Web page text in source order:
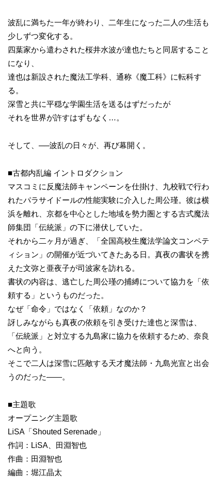
波乱に満ちた一年が終わり、二年生になった二人の生活も
少しずつ変化する。
四葉家から遣わされた桜井水波が達也たちと同居すること
になり、
達也は新設された魔法工学科、通称《魔工科》に転科す
る。
深雪と共に平穏な学園生活を送るはずだったが
それを世界が許すはずもなく…。
そして、──波乱の日々が、再び幕開く。
■古都内乱編 イントロダクション
マスコミに反魔法師キャンペーンを仕掛け、九校戦で行わ
れたパラサイドールの性能実験に介入した周公瑾。彼は横
浜を離れ、京都を中心とした地域を勢力圏とする古式魔法
師集団「伝統派」の下に潜伏していた。
それから二ヶ月が過ぎ、「全国高校生魔法学論文コンペテ
ィション」の開催が近づいてきたある日。真夜の書状を携
えた文弥と亜夜子が司波家を訪れる。
書状の内容は、逃亡した周公瑾の捕縛について協力を「依
頼する」というものだった。
なぜ「命令」ではなく「依頼」なのか？
訝しみながらも真夜の依頼を引き受けた達也と深雪は、
「伝統派」と対立する九島家に協力を依頼するため、奈良
へと向う。
そこで二人は深雪に匹敵する天才魔法師・九島光宣と出会
うのだった――。
■主題歌
オープニング主題歌
LiSA「Shouted Serenade」
作詞：LiSA、田淵智也
作曲：田淵智也
編曲：堀江晶太